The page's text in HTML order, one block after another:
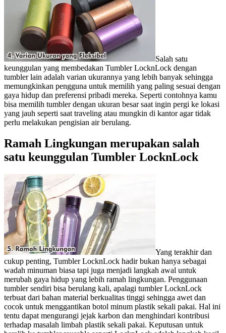
Salah satu
keunggulan yang membedakan Tumbler LocknLock dengan
tumbler lain adalah varian ukurannya yang lebih banyak sehingga
memungkinkan pengguna untuk memilih yang paling sesuai dengan
gaya hidup dan preferensi pribadi mereka. Seperti contohnya kamu
bisa memilih tumbler dengan ukuran besar saat ingin pergi ke lokasi
yang jauh seperti saat traveling atau mungkin di kantor agar tidak
perlu melakukan pengisian air berulang.
Ramah Lingkungan merupakan salah
satu keunggulan Tumbler LocknLock
Yang terakhir dan
cukup penting, Tumbler LocknLock hadir bukan hanya sebagai
wadah minuman biasa tapi juga menjadi langkah awal untuk
merubah gaya hidup yang lebih ramah lingkungan. Penggunaan
tumbler sendiri bisa berulang kali, apalagi tumbler LocknLock
terbuat dari bahan material berkualitas tinggi sehingga awet dan
cocok untuk menggantikan botol minum plastik sekali pakai. Hal ini
tentu dapat mengurangi jejak karbon dan menghindari kontribusi
terhadap masalah limbah plastik sekali pakai. Keputusan untuk